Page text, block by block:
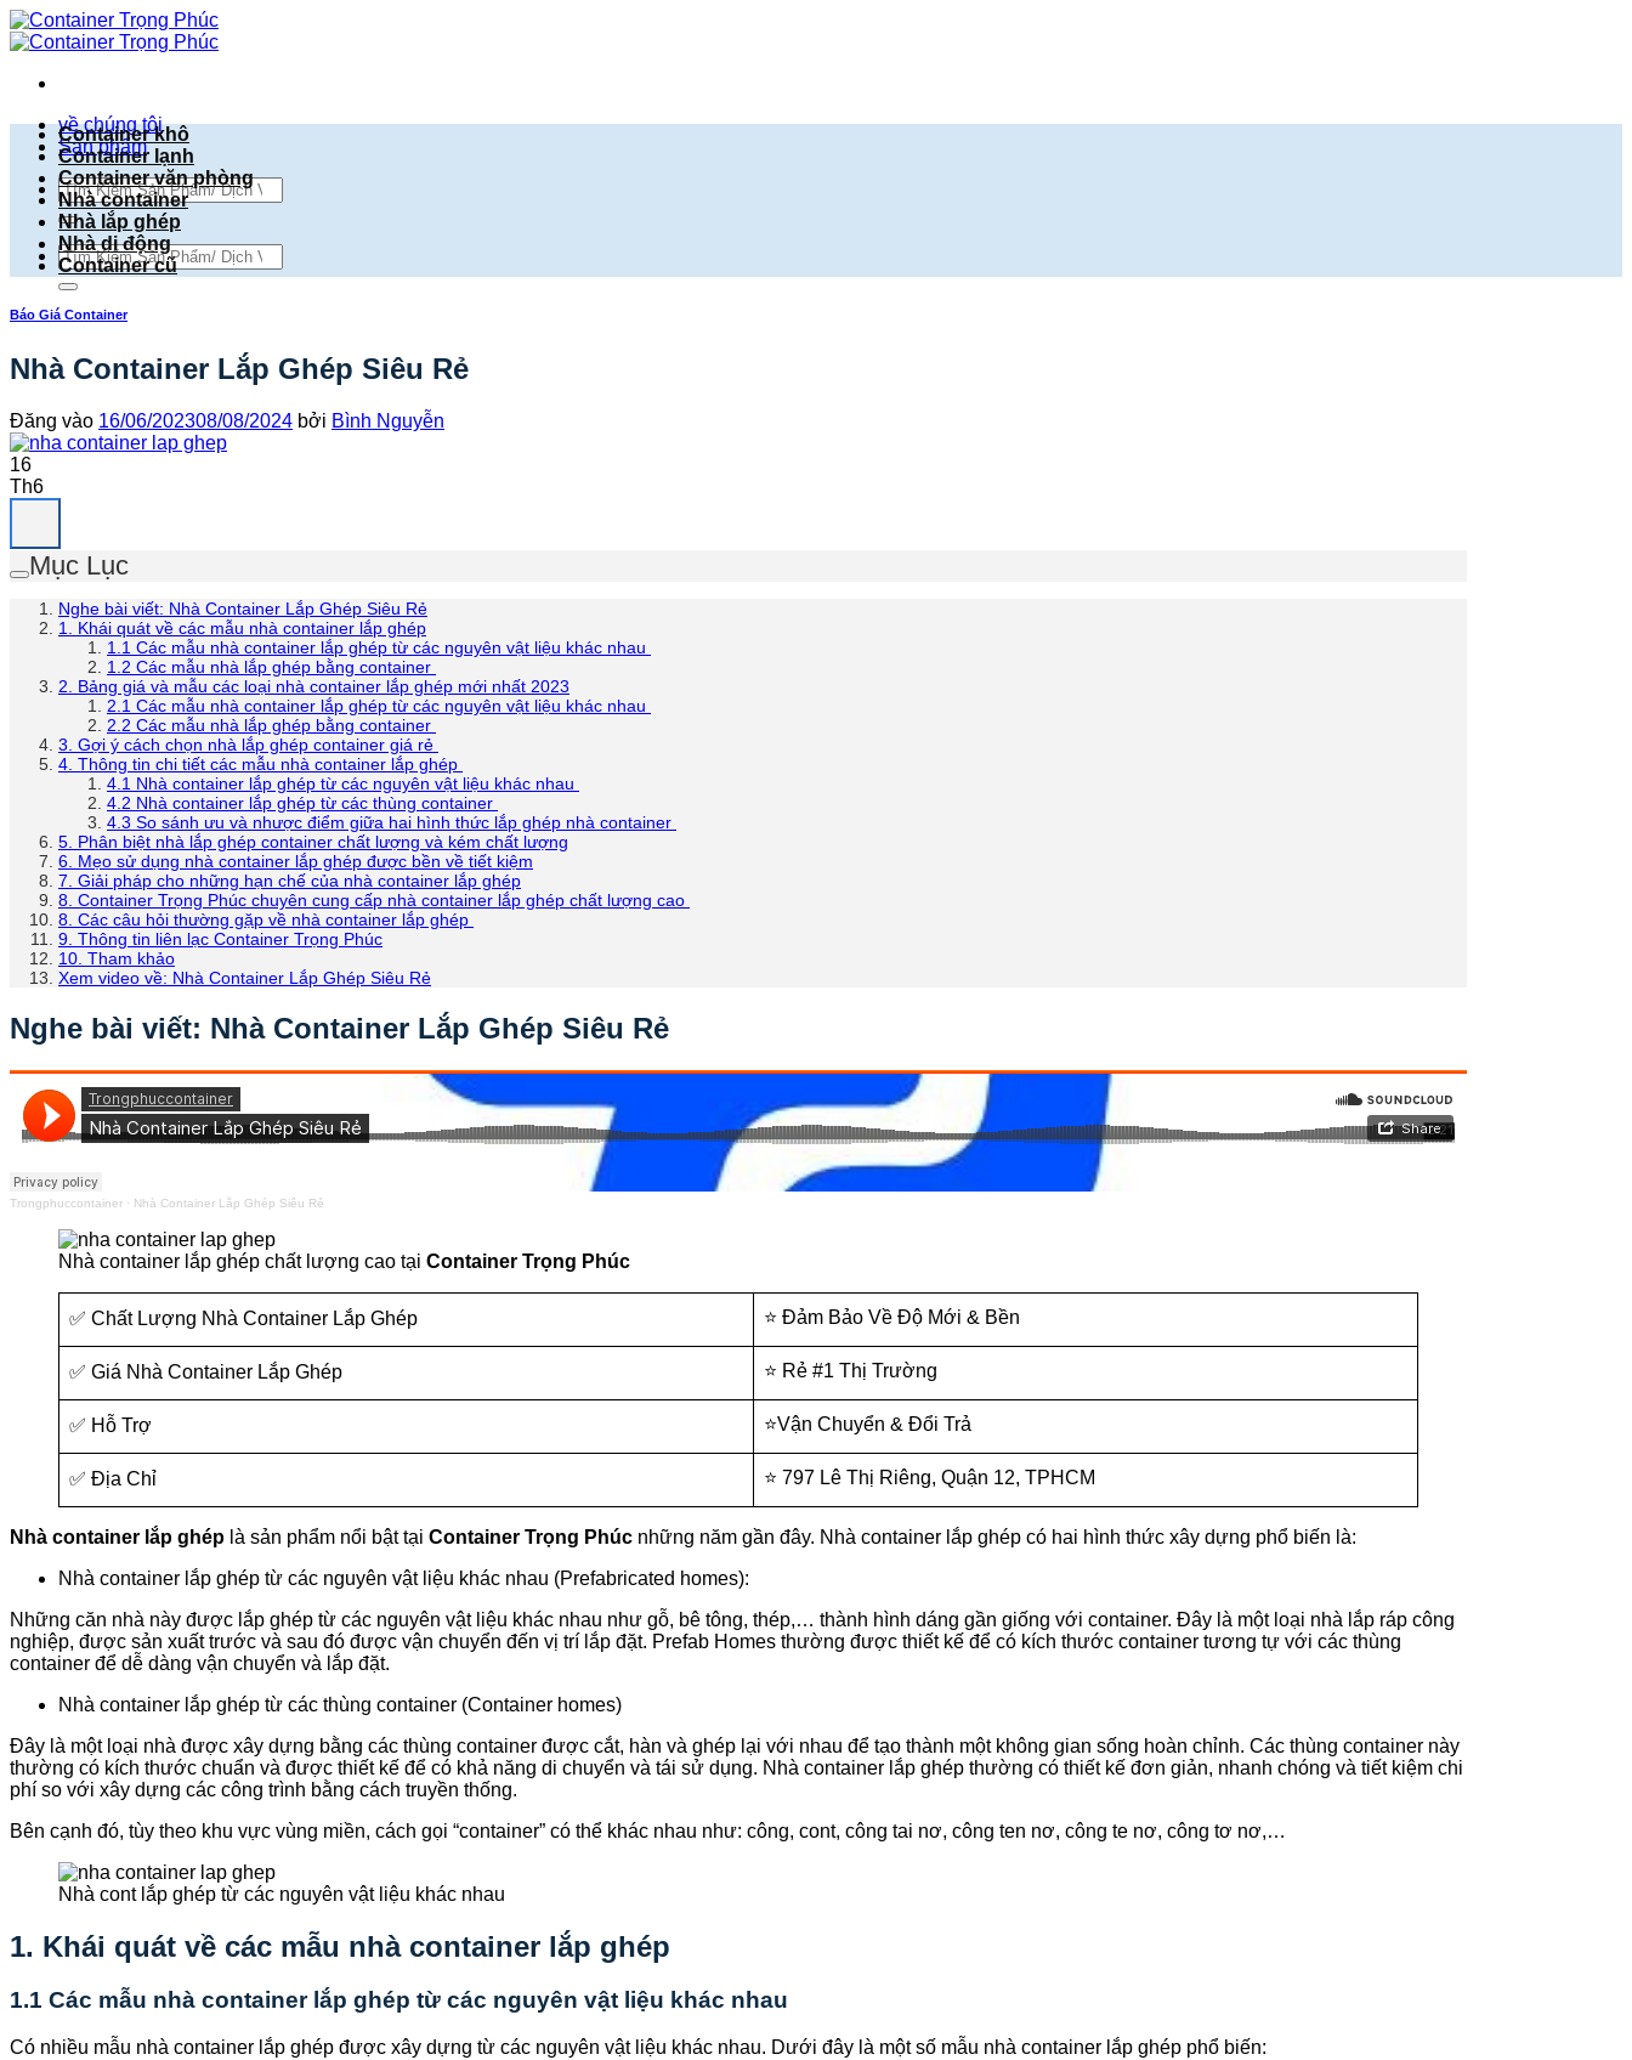
Bỏ
qua
dung
về chúng tôi
Sản phẩm
Tìm
kiếm:
Tìm
kiếm:
Container khô
Container lạnh
Container văn phòng
Nhà container
Nhà lắp ghép
Nhà di động
Container cũ
Báo Giá Container
Nhà Container Lắp Ghép Siêu Rẻ
Đăng vào 16/06/202308/08/2024 bởi Bình Nguyễn
16
Th6
Mục Lục
Nghe bài viết: Nhà Container Lắp Ghép Siêu Rẻ
1. Khái quát về các mẫu nhà container lắp ghép
1.1 Các mẫu nhà container lắp ghép từ các nguyên vật liệu khác nhau
1.2 Các mẫu nhà lắp ghép bằng container
2. Bảng giá và mẫu các loại nhà container lắp ghép mới nhất 2023
2.1 Các mẫu nhà container lắp ghép từ các nguyên vật liệu khác nhau
2.2 Các mẫu nhà lắp ghép bằng container
3. Gợi ý cách chọn nhà lắp ghép container giá rẻ
4. Thông tin chi tiết các mẫu nhà container lắp ghép
4.1 Nhà container lắp ghép từ các nguyên vật liệu khác nhau
4.2 Nhà container lắp ghép từ các thùng container
4.3 So sánh ưu và nhược điểm giữa hai hình thức lắp ghép nhà container
5. Phân biệt nhà lắp ghép container chất lượng và kém chất lượng
6. Mẹo sử dụng nhà container lắp ghép được bền về tiết kiệm
7. Giải pháp cho những hạn chế của nhà container lắp ghép
8. Container Trọng Phúc chuyên cung cấp nhà container lắp ghép chất lượng cao
8. Các câu hỏi thường gặp về nhà container lắp ghép
9. Thông tin liên lạc Container Trọng Phúc
10. Tham khảo
Xem video về: Nhà Container Lắp Ghép Siêu Rẻ
Nghe bài viết: Nhà Container Lắp Ghép Siêu Rẻ
Trongphuccontainer · Nhà Container Lắp Ghép Siêu Rẻ
Nhà container lắp ghép chất lượng cao tại Container Trọng Phúc
✅ Chất Lượng Nhà Container Lắp Ghép ⭐ Đảm Bảo Về Độ Mới & Bền
✅ Giá Nhà Container Lắp Ghép ⭐ Rẻ #1 Thị Trường
✅ Hỗ Trợ ⭐Vận Chuyển & Đổi Trả
✅ Địa Chỉ ⭐ 797 Lê Thị Riêng, Quận 12, TPHCM
Nhà container lắp ghép là sản phẩm nổi bật tại Container Trọng Phúc những năm gần đây. Nhà container lắp ghép có hai hình thức xây dựng phổ biến là:
Nhà container lắp ghép từ các nguyên vật liệu khác nhau (Prefabricated homes):
Những căn nhà này được lắp ghép từ các nguyên vật liệu khác nhau như gỗ, bê tông, thép,… thành hình dáng gần giống với container. Đây là một loại nhà lắp ráp công
nghiệp, được sản xuất trước và sau đó được vận chuyển đến vị trí lắp đặt. Prefab Homes thường được thiết kế để có kích thước container tương tự với các thùng
container để dễ dàng vận chuyển và lắp đặt.
Nhà container lắp ghép từ các thùng container (Container homes)
Đây là một loại nhà được xây dựng bằng các thùng container được cắt, hàn và ghép lại với nhau để tạo thành một không gian sống hoàn chỉnh. Các thùng container này
thường có kích thước chuẩn và được thiết kế để có khả năng di chuyển và tái sử dụng. Nhà container lắp ghép thường có thiết kế đơn giản, nhanh chóng và tiết kiệm chi
phí so với xây dựng các công trình bằng cách truyền thống.
Bên cạnh đó, tùy theo khu vực vùng miền, cách gọi “container” có thể khác nhau như: công, cont, công tai nơ, công ten nơ, công te nơ, công tơ nơ,…
Nhà cont lắp ghép từ các nguyên vật liệu khác nhau
1. Khái quát về các mẫu nhà container lắp ghép
1.1 Các mẫu nhà container lắp ghép từ các nguyên vật liệu khác nhau
Có nhiều mẫu nhà container lắp ghép được xây dựng từ các nguyên vật liệu khác nhau. Dưới đây là một số mẫu nhà container lắp ghép phổ biến: